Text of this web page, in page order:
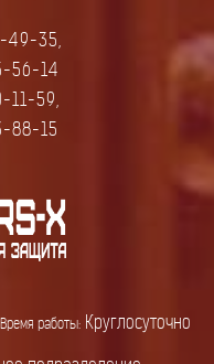
Время работы: Круглосуточно
49-35,
56-14
11-59,
88-15